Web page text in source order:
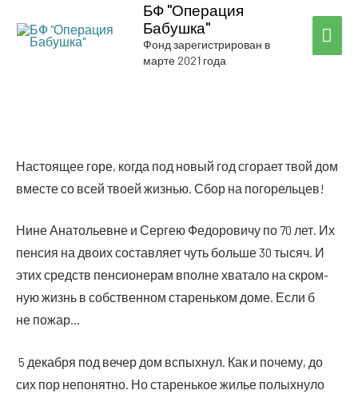
БФ "Операция
Бабушка"
Фонд зарегистрирован в
марте 2021 года
Насто­я­щее горе, когда под новый год сго­ра­ет твой дом
вме­сте со всей тво­ей жиз­нью. Сбор на погорельцев!
Нине Ана­то­льевне и Сер­гею Федо­ро­ви­чу по 70 лет. Их
пен­сия на дво­их состав­ля­ет чуть боль­ше 30 тысяч. И
этих средств пен­си­о­не­рам вполне хва­та­ло на скром­
ную жизнь в соб­ствен­ном ста­рень­ком доме. Если б
не пожар…
5 декаб­ря под вечер дом вспых­нул. Как и поче­му, до
сих пор непо­нят­но. Но ста­рень­кое жилье полых­ну­ло